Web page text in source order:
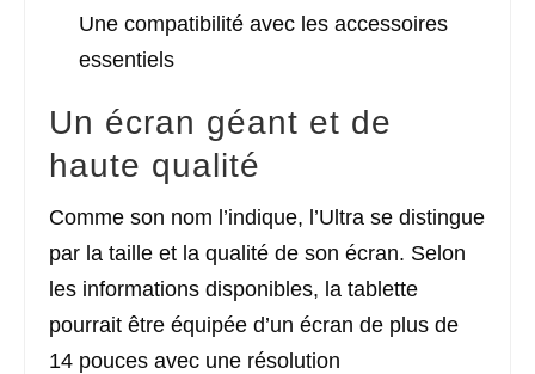
Une compatibilité avec les accessoires
essentiels
Un écran géant et de
haute qualité
Comme son nom l’indique, l’Ultra se distingue
par la taille et la qualité de son écran. Selon
les informations disponibles, la tablette
pourrait être équipée d’un écran de plus de
14 pouces avec une résolution